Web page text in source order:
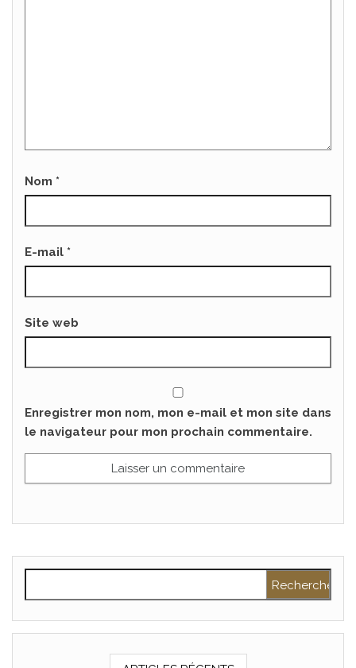
Nom *
E-mail *
Site web
Enregistrer mon nom, mon e-mail et mon site dans
le navigateur pour mon prochain commentaire.